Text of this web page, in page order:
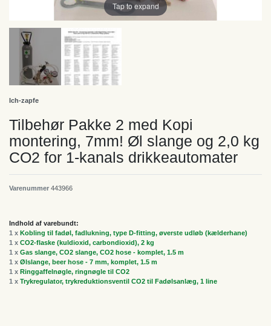
Tap to expand
Ich-zapfe
Tilbehør Pakke 2 med Kopi
montering, 7mm! Øl slange og 2,0 kg
CO2 for 1-kanals drikkeautomater
Varenummer 443966
Indhold af varebundt:
1 x Kobling til fadøl, fadlukning, type D-fitting, øverste udløb (kælderhane)
1 x CO2-flaske (kuldioxid, carbondioxid), 2 kg
1 x Gas slange, CO2 slange, CO2 hose - komplet, 1.5 m
1 x Ølslange, beer hose - 7 mm, komplet, 1.5 m
1 x Ringgaffelnøgle, ringnøgle til CO2
1 x Trykregulator, trykreduktionsventil CO2 til Fadølsanlæg, 1 line